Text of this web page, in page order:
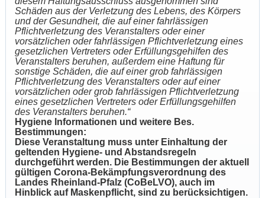
Schäden aus der Verletzung des Lebens, des Körpers
und der Gesundheit, die auf einer fahrlässigen
Pflichtverletzung des Veranstalters oder einer
vorsätzlichen oder fahrlässigen Pflichtverletzung eines
gesetzlichen Vertreters oder Erfüllungsgehilfen des
Veranstalters beruhen, außerdem eine Haftung für
sonstige Schäden, die auf einer grob fahrlässigen
Pflichtverletzung des Veranstalters oder auf einer
vorsätzlichen oder grob fahrlässigen Pflichtverletzung
eines gesetzlichen Vertreters oder Erfüllungsgehilfen
des Veranstalters beruhen.“
Hygiene Informationen und weitere Bes.
Bestimmungen:
Diese Veranstaltung muss unter Einhaltung der
geltenden Hygiene- und Abstandsregeln
durchgeführt werden. Die Bestimmungen der aktuell
gültigen Corona-Bekämpfungsverordnung des
Landes Rheinland-Pfalz (CoBeLVO), auch im
Hinblick auf Maskenpflicht, sind zu berücksichtigen.